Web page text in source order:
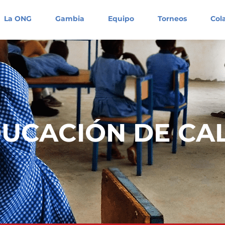
DE
La ONG Gambia Equipo Torneos